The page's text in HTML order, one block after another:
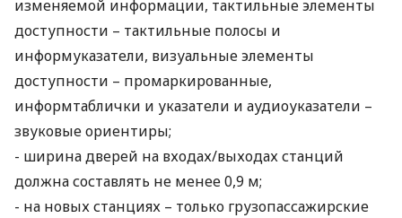
изменяемой информации, тактильные элементы
доступности – тактильные полосы и
информуказатели, визуальные элементы
доступности – промаркированные,
информтаблички и указатели и аудиоуказатели –
звуковые ориентиры;
- ширина дверей на входах/выходах станций
должна составлять не менее 0,9 м;
- на новых станциях – только грузопассажирские